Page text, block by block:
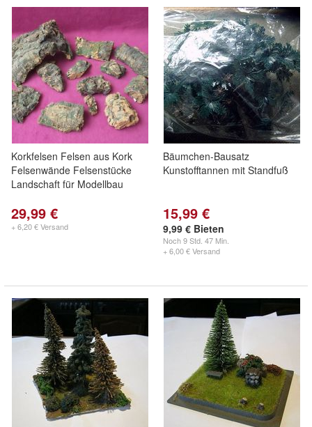
Korkfelsen Felsen aus Kork
Felsenwände Felsenstücke
Landschaft für Modellbau
29,99 €
+ 6,20 € Versand
Bäumchen-Bausatz
Kunstofftannen mit Standfuß
15,99 €
9,99 € Bieten
Noch9 Std. 47 Min.
+ 6,00 € Versand